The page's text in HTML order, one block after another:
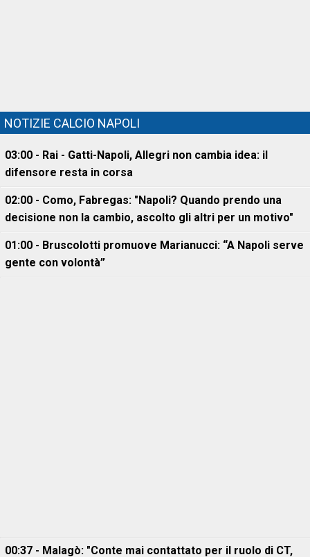
NOTIZIE CALCIO NAPOLI
03:00 - Rai - Gatti-Napoli, Allegri non cambia idea: il
difensore resta in corsa
02:00 - Como, Fabregas: "Napoli? Quando prendo una
decisione non la cambio, ascolto gli altri per un motivo"
01:00 - Bruscolotti promuove Marianucci: “A Napoli serve
gente con volontà”
00:37 - Malagò: "Conte mai contattato per il ruolo di CT,